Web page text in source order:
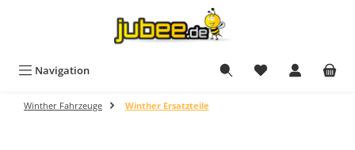
Navigation
Winther Fahrzeuge Winther Ersatzteile